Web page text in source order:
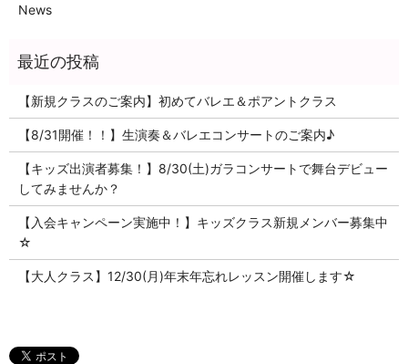
News
【新規クラスのご案内】初めてバレエ＆ポアントクラス
【8/31開催！！】生演奏＆バレエコンサートのご案内♪
【キッズ出演者募集！】8/30(土)ガラコンサートで舞台デビュー
してみませんか？
【入会キャンペーン実施中！】キッズクラス新規メンバー募集中
☆
【大人クラス】12/30(月)年末年忘れレッスン開催します☆